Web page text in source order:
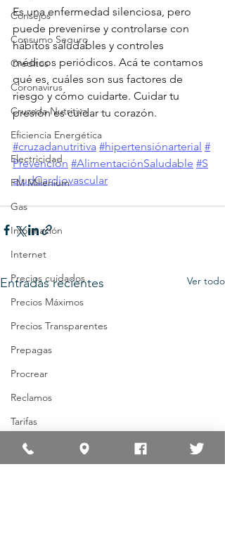
Consejos
Consumo Seguro
Creditos
Coronavirus
Cruzada Nutritiva
Eficiencia Energética
Electricidad
FM Millenium
Gas
Información
Internet
Precios cuidados
Precios Máximos
Precios Transparentes
Prepagas
Procrear
Reclamos
Tarifas
Tarifa Social
Es una enfermedad silenciosa, pero
puede prevenirse y controlarse con
hábitos saludables y controles
médicos periódicos. Acá te contamos
qué es, cuáles son sus factores de
riesgo y cómo cuidarte. Cuidar tu
presión es cuidar tu corazón.
#cruzadanutritiva #hipertensiónarterial #
Prevención #AlimentaciónSaludable #S
aludCardiovascular
Entradas recientes Ver todo